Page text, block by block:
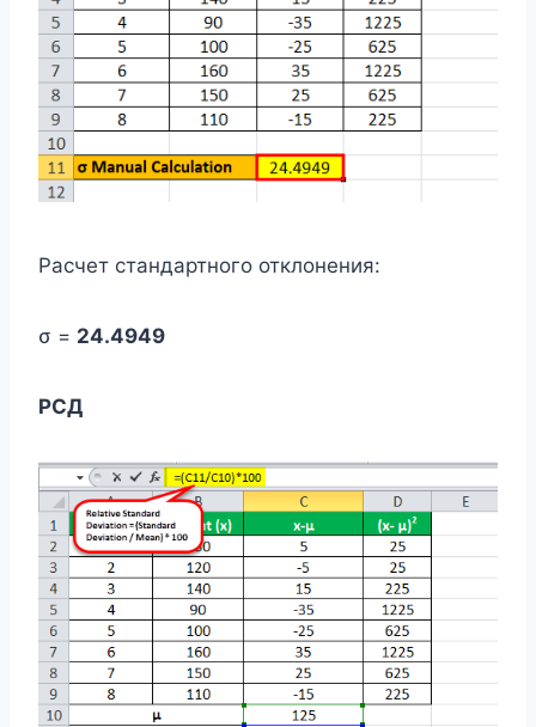
Расчет стандартного отклонения:
σ = 24.4949
РСД